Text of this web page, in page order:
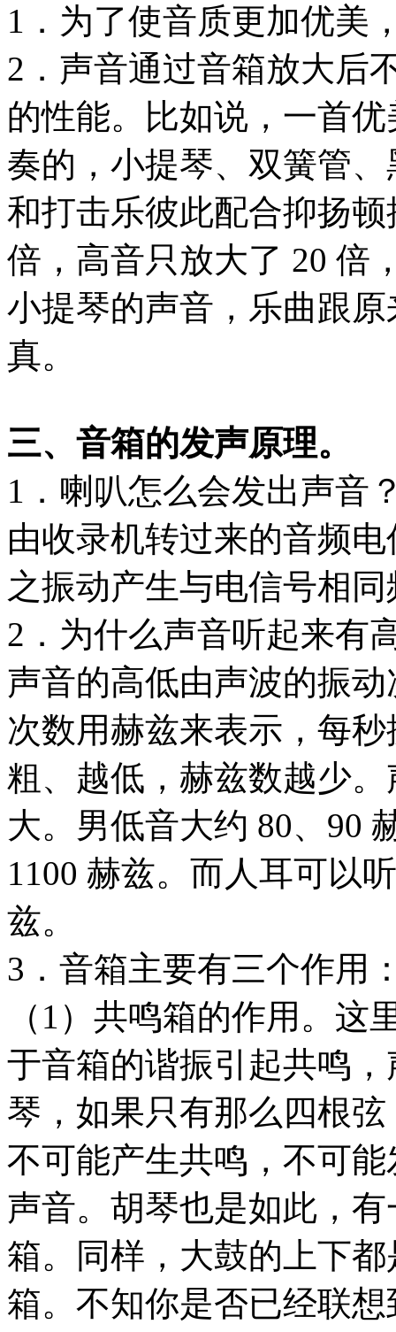
1．为了使音质更加优美
2．声音通过音箱放大后
的性能。比如说，一首
奏的，小提琴、双簧管
和打击乐彼此配合抑扬
倍，高音只放大了 20 倍
小提琴的声音，乐曲跟
真。
三、音箱的发声原理。
1．喇叭怎么会发出声音
由收录机转过来的音频
之振动产生与电信号相
2．为什么声音听起来有
声音的高低由声波的振
次数用赫兹来表示，每
粗、越低，赫兹数越少
大。男低音大约 80、90
1100 赫兹。而人耳可以
兹。
3．音箱主要有三个作用
（1）共鸣箱的作用。
于音箱的谐振引起共鸣
琴，如果只有那么四根
不可能产生共鸣，不可
声音。胡琴也是如此，
箱。同样，大鼓的上下
箱。不知你是否已经联